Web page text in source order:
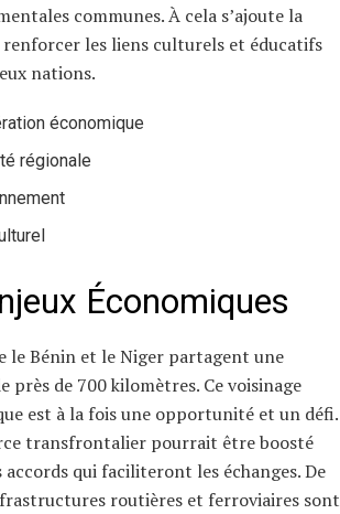
communes. À cela s’ajoute la
les liens culturels et éducatifs
nations.
économique
régionale
Économiques
le Bénin et le Niger partagent une
près de 700 kilomètres. Ce voisinage
est à la fois une opportunité et un défi.
transfrontalier pourrait être boosté
accords qui faciliteront les échanges. De
routières et ferroviaires sont